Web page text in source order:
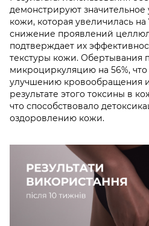
демонстрируют значительное
кожи, которая увеличилась
снижение проявлений
подтверждает их
текстуры кожи. Обертывания
микроциркуляцию на 56%, что
улучшению кровообращения
результате этого токсины в
что способствовало
оздоровлению кожи.